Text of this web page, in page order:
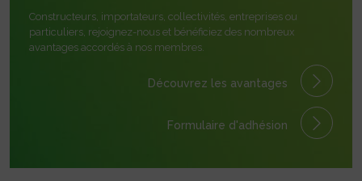
Constructeurs, importateurs, collectivités, entreprises ou
particuliers, rejoignez-nous et bénéficiez des nombreux
avantages accordés à nos membres.
Découvrez les avantages
Formulaire d'adhésion